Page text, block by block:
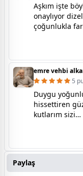
Aşkım işte
onaylıyor
çoğunlukla
emre vehbi
5
Duygu
hissettiren
kutlarım sizi…
Paylaş